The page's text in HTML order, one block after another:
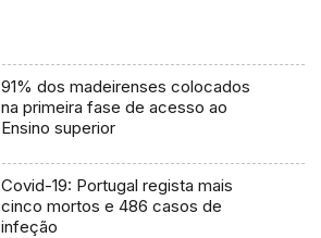
91% dos madeirenses colocados
na primeira fase de acesso ao
Ensino superior
Covid-19: Portugal regista mais
cinco mortos e 486 casos de
infeção